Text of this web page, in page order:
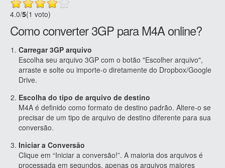
4.0/5(1 voto)
Como converter 3GP para M4A online?
Carregar 3GP arquivo
Escolha seu arquivo 3GP com o botão "Escolher arquivo",
arraste e solte ou importe-o diretamente do Dropbox/Google
Drive.
Escolha do tipo de arquivo de destino
M4A é definido como formato de destino padrão. Altere-o se
precisar de um tipo de arquivo de destino diferente para sua
conversão.
Iniciar a Conversão
Clique em “Iniciar a conversão!”. A maioria dos arquivos é
processada em segundos, apenas os arquivos maiores